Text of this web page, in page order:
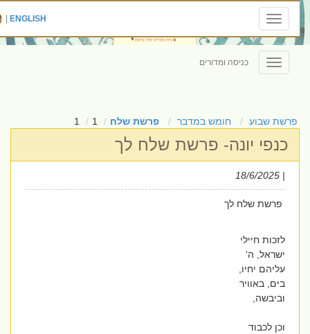
Toggle
navigation
ENGLISH
|
Toggle
navigation
כניסה ומדורים
פרשת שבוע חומש במדבר פרשת שלח 1
1
כנפי יונה- פרשת שלח לך
פרשת שלח לך
לזכות חיילי
ישראל, ה'
עליהם יחיו,
בים, באוויר
וביבשה,
וכן לכבוד